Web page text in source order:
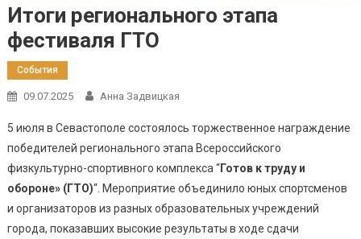
Итоги регионального этапа
фестиваля ГТО
События
09.07.2025 Анна Задвицкая
5 июля в Севастополе состоялось торжественное награждение
победителей регионального этапа Всероссийского
физкультурно-спортивного комплекса “Готов к труду и
обороне» (ГТО)“. Мероприятие объединило юных спортсменов
и организаторов из разных образовательных учреждений
города, показавших высокие результаты в ходе сдачи